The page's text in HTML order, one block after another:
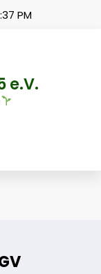
PM
e.V.